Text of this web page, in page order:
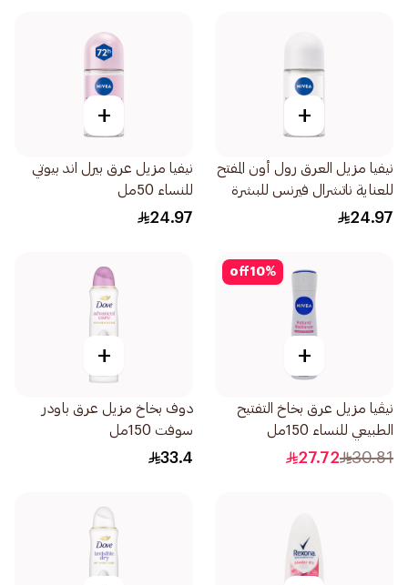
+
نيفيا مزيل العرق رول أون المفتح
للعناية ناتشرال فيرنس للبشرة
50مل
24.97
+
نيفيا مزيل عرق بيرل اند بيوتي
للنساء 50مل
24.97
10%
off
+
نيڤيا مزيل عرق بخاخ التفتيح
الطبيعي للنساء 150مل
30.81
27.72
+
دوف بخاخ مزيل عرق باودر
سوفت 150مل
33.4